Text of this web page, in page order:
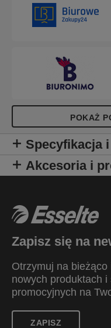
POKAŻ
Specyfikacja
Akcesoria i
Zapisz się na
Otrzymuj na
nowych produktach
promocyjnych na
ZAPISZ